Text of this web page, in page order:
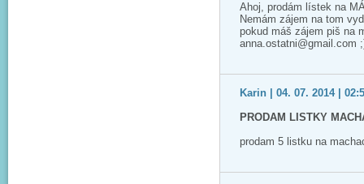
Ahoj, prodám lístek na
Nemám zájem na tom
pokud máš zájem piš na
anna.ostatni@gmail.com
Karin | 04. 07. 2014 |
PRODAM LISTKY
prodam 5 listku na